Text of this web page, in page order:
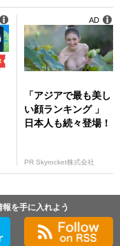
「アジアで最も美し
い顔ランキング 」
日本人も続々登場！
PR Skyrocket株式会社
AD
を手に入れよう